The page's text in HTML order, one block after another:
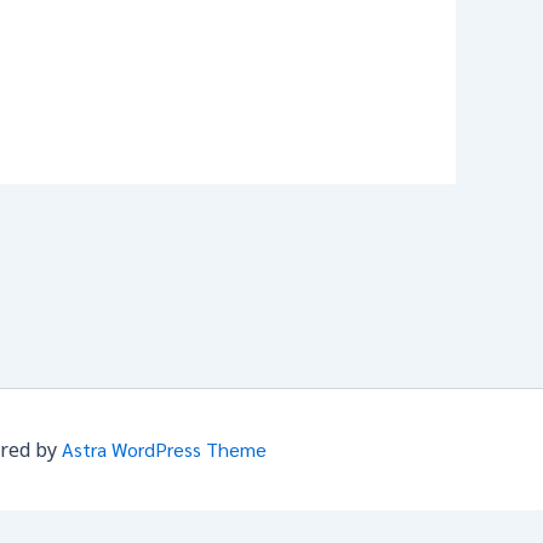
byAstra WordPress Theme